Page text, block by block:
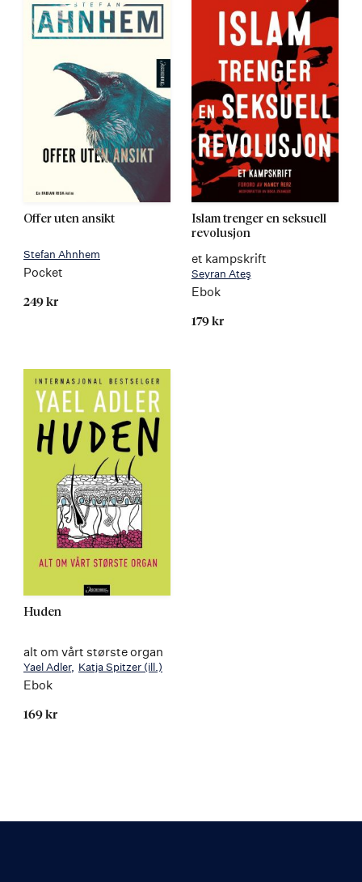
Offer uten ansikt
Stefan Ahnhem
Pocket
249 kr
Islam trenger en seksuell
revolusjon
et kampskrift
Seyran Ateş
Ebok
179 kr
Huden
alt om vårt største organ
Yael Adler Katja Spitzer (ill.)
Ebok
169 kr